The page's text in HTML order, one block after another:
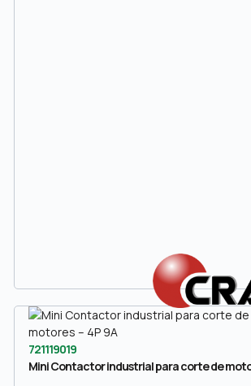
721119019
Mini Contactor industrial para corte de